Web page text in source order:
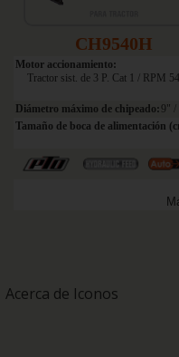
CH9540H
Motor accionamiento:
Tractor sist. de 3 P. Cat 1 / RPM
Diámetro máximo de chipeado: 9" /
Tamaño de boca de alimentación
Acerca de Iconos